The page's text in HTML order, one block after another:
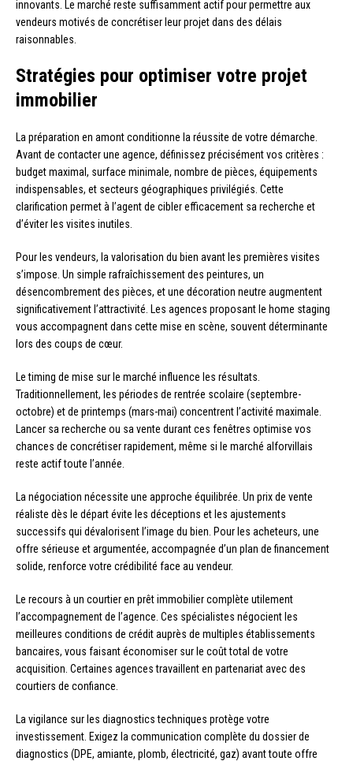
innovants. Le marché reste suffisamment actif pour permettre aux
vendeurs motivés de concrétiser leur projet dans des délais
raisonnables.
Stratégies pour optimiser votre projet
immobilier
La préparation en amont conditionne la réussite de votre démarche.
Avant de contacter une agence, définissez précisément vos critères :
budget maximal, surface minimale, nombre de pièces, équipements
indispensables, et secteurs géographiques privilégiés. Cette
clarification permet à l’agent de cibler efficacement sa recherche et
d’éviter les visites inutiles.
Pour les vendeurs, la valorisation du bien avant les premières visites
s’impose. Un simple rafraîchissement des peintures, un
désencombrement des pièces, et une décoration neutre augmentent
significativement l’attractivité. Les agences proposant le home staging
vous accompagnent dans cette mise en scène, souvent déterminante
lors des coups de cœur.
Le timing de mise sur le marché influence les résultats.
Traditionnellement, les périodes de rentrée scolaire (septembre-
octobre) et de printemps (mars-mai) concentrent l’activité maximale.
Lancer sa recherche ou sa vente durant ces fenêtres optimise vos
chances de concrétiser rapidement, même si le marché alforvillais
reste actif toute l’année.
La négociation nécessite une approche équilibrée. Un prix de vente
réaliste dès le départ évite les déceptions et les ajustements
successifs qui dévalorisent l’image du bien. Pour les acheteurs, une
offre sérieuse et argumentée, accompagnée d’un plan de financement
solide, renforce votre crédibilité face au vendeur.
Le recours à un courtier en prêt immobilier complète utilement
l’accompagnement de l’agence. Ces spécialistes négocient les
meilleures conditions de crédit auprès de multiples établissements
bancaires, vous faisant économiser sur le coût total de votre
acquisition. Certaines agences travaillent en partenariat avec des
courtiers de confiance.
La vigilance sur les diagnostics techniques protège votre
investissement. Exigez la communication complète du dossier de
diagnostics (DPE, amiante, plomb, électricité, gaz) avant toute offre